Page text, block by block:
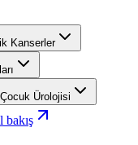
Kanserler
Çocuk Ürolojisi